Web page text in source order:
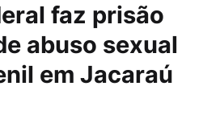
faz prisão
abuso sexual
em Jacaraú